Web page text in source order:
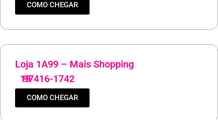
COMO CHEGAR
Loja 1A99 – Mais Shopping
19
97416-1742
COMO CHEGAR